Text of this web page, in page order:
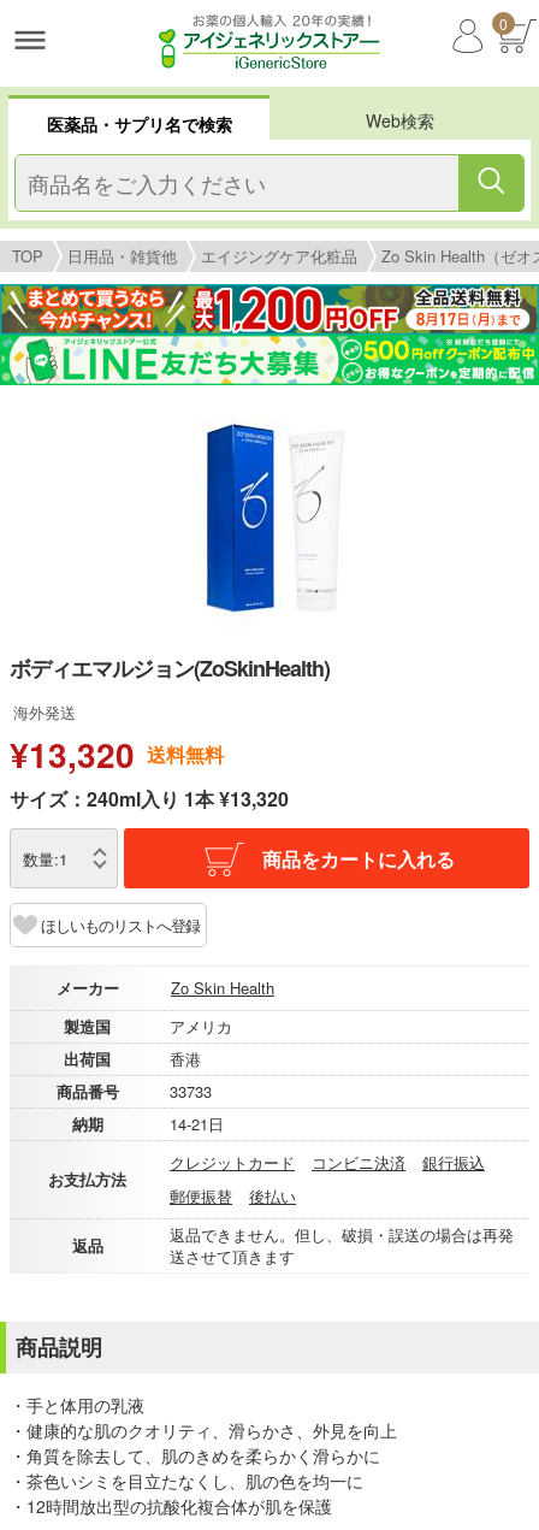
0
医薬品・サプリ名で検索 Web検索
TOP 日用品・雑貨他 エイジングケア化粧品 Zo Skin Health（ゼオ
ボディエマルジョン(ZoSkinHealth)
海外発送
¥13,320 送料無料
サイズ：240ml入り 1本 ¥13,320
数量:1 商品をカートに入れる
ほしいものリストへ登録
メーカー
Zo Skin Health
製造国
アメリカ
出荷国
香港
商品番号
33733
納期
14-21日
お支払方法
クレジットカード コンビニ決済
銀行振込
郵便振替
後払い
返品
返品できません。但し、破損・誤送の場合は再発
送させて頂きます
商品説明
・手と体用の乳液
・健康的な肌のクオリティ、滑らかさ、外見を向上
・角質を除去して、肌のきめを柔らかく滑らかに
・茶色いシミを目立たなくし、肌の色を均一に
・12時間放出型の抗酸化複合体が肌を保護